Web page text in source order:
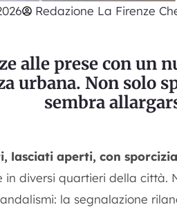
Redazione La Firenze
alle prese con un
urbana. Non solo
sembra
lasciati aperti, con
in diversi quartieri della
la segnalazione